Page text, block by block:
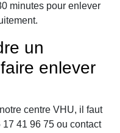
minutes pour enlever
un
enlever
centre VHU, il faut
41 96 75 ou contact